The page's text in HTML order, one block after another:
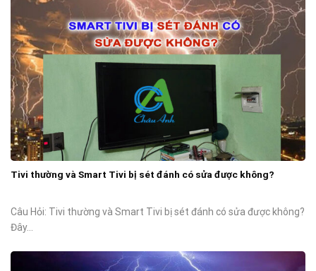
Tivi thường và Smart Tivi bị sét đánh có sửa được không?
Câu Hỏi: Tivi thường và Smart Tivi bị sét đánh có sửa được không?
Đây...